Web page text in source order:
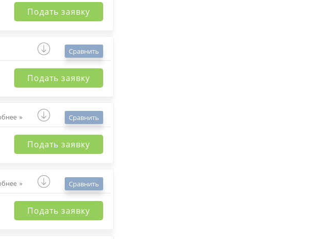
Подать заявку
Сравнить
Подать заявку
Сравнить
Подать заявку
Сравнить
Подать заявку